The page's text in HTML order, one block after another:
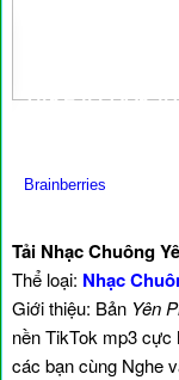
Tải Nhạc Chuông
Thể loại: Nhạc
Giới thiệu: Bản Yên
nền TikTok mp3 cực
các bạn cùng Nghe